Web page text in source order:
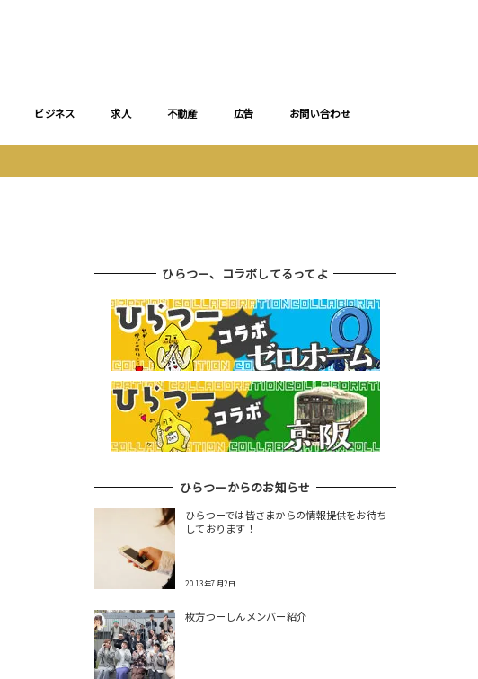
ビジネス 求人 不動産 広告 お問い合わせ
ひらつー、コラボしてるってよ
ひらつーからのお知らせ
ひらつーでは皆さまからの情報提供をお待ち
しております！
2013年7月2日
枚方つーしんメンバー紹介